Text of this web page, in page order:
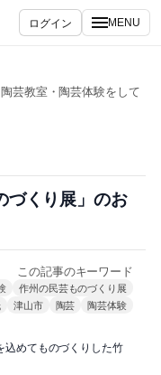
ログイン MENU
芸教室・陶芸体験をして
づくり展」のお
この記事のキーワード
作州の民芸ものづくり展
津山市 陶芸 陶芸体験
込めてものづくりした竹